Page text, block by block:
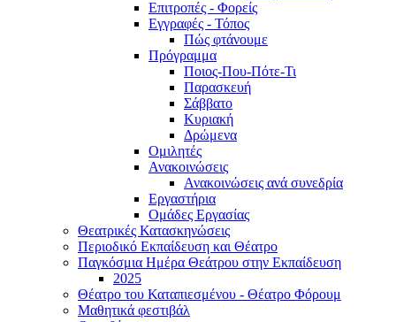
Επιτροπές - Φορείς
Εγγραφές - Τόπος
Πώς φτάνουμε
Πρόγραμμα
Ποιος-Που-Πότε-Τι
Παρασκευή
Σάββατο
Κυριακή
Δρώμενα
Ομιλητές
Ανακοινώσεις
Ανακοινώσεις ανά συνεδρία
Εργαστήρια
Ομάδες Εργασίας
Θεατρικές Κατασκηνώσεις
Περιοδικό Εκπαίδευση και Θέατρο
Παγκόσμια Ημέρα Θεάτρου στην Εκπαίδευση
2025
Θέατρο του Καταπιεσμένου - Θέατρο Φόρουμ
Μαθητικά φεστιβάλ